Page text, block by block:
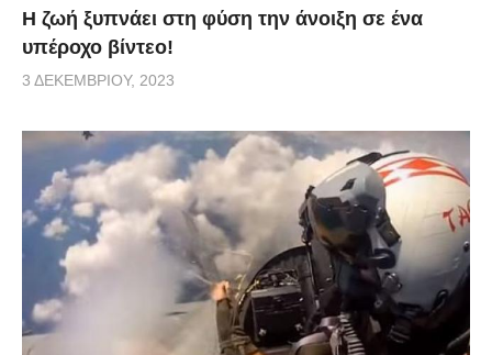
Η ζωή ξυπνάει στη φύση την άνοιξη σε ένα
υπέροχο βίντεο!
3 ΔΕΚΕΜΒΡΊΟΥ, 2023